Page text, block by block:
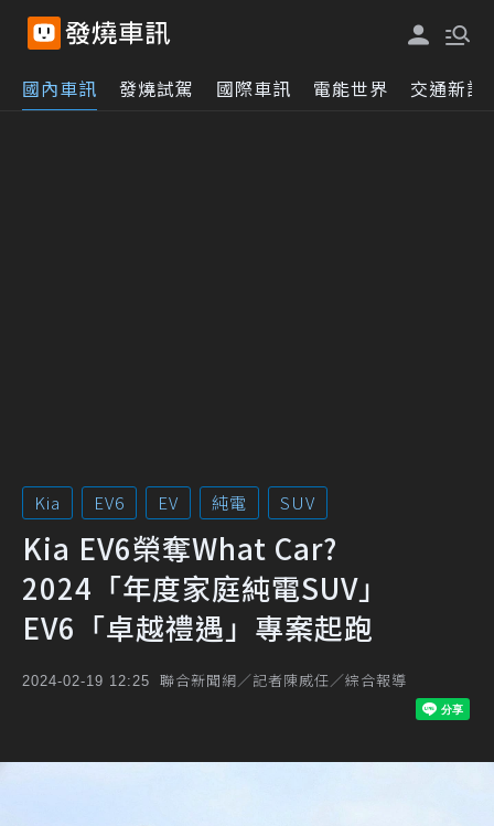
國內車訊 發燒試駕 國際車訊 電能世界 交通新訊
Kia EV6 EV 純電 SUV
Kia EV6榮奪What Car?
2024「年度家庭純電SUV」
EV6「卓越禮遇」專案起跑
2024-02-19 12:25 聯合新聞網／記者陳威任／綜合報導